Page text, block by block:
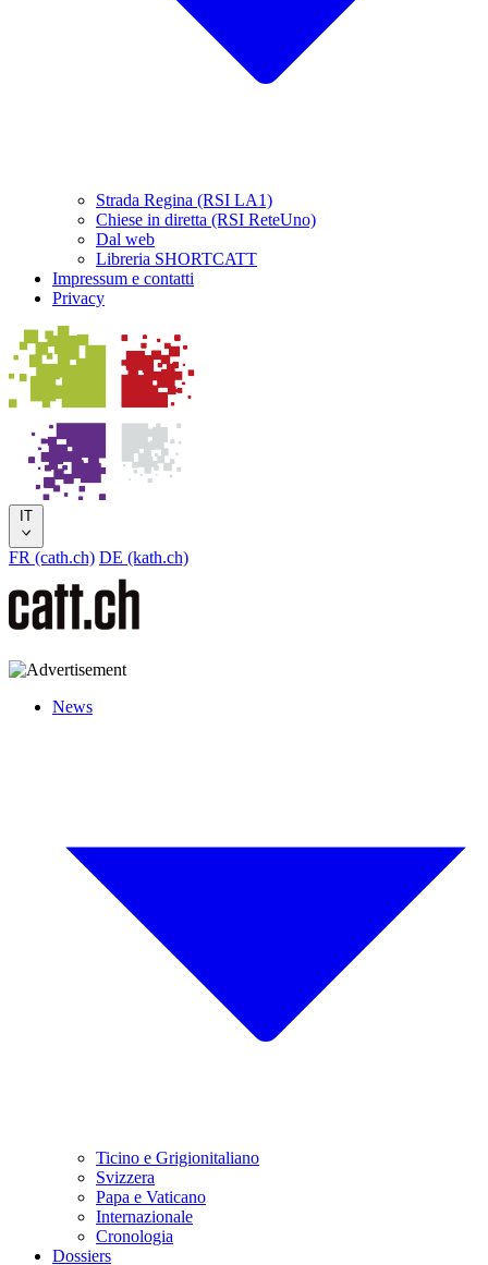
Strada Regina (RSI LA1)
Chiese in diretta (RSI ReteUno)
Dal web
Libreria SHORTCATT
Impressum e contatti
Privacy
IT
FR (cath.ch) DE (kath.ch)
News
Ticino e Grigionitaliano
Svizzera
Papa e Vaticano
Internazionale
Cronologia
Dossiers